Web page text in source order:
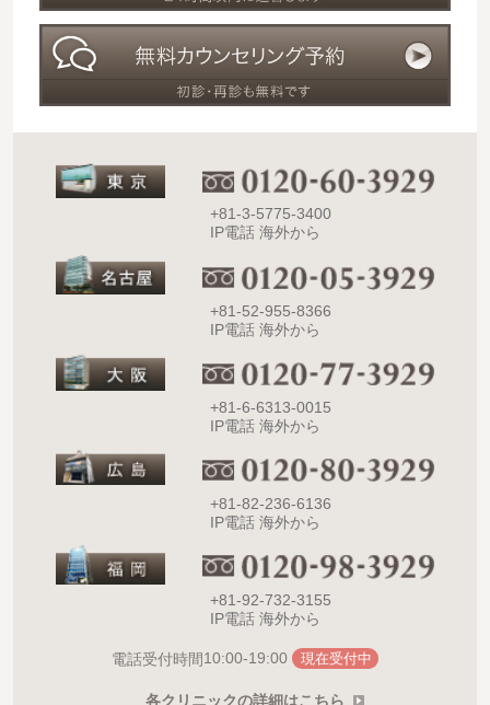
+81-3-5775-3400
IP電話 海外から
+81-52-955-8366
IP電話 海外から
+81-6-6313-0015
IP電話 海外から
+81-82-236-6136
IP電話 海外から
+81-92-732-3155
IP電話 海外から
電話受付時間10:00-19:00 現在受付中
各クリニックの詳細はこちら